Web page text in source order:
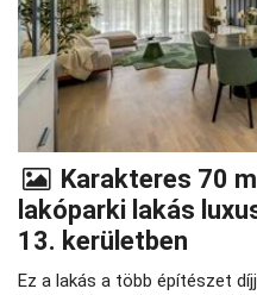
Karakteres 70
lakóparki lakás
13. kerületben
Ez a lakás a több építészet